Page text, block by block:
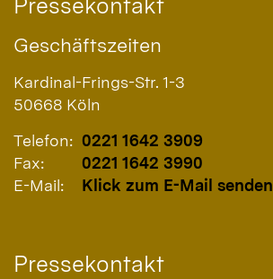
Pressekontakt
Geschäftszeiten
Kardinal-Frings-Str. 1-3
50668 Köln
Telefon: 0221 1642 3909
Fax:
0221 1642 3990
E-Mail:
Klick zum E-Mail senden
Pressekontakt